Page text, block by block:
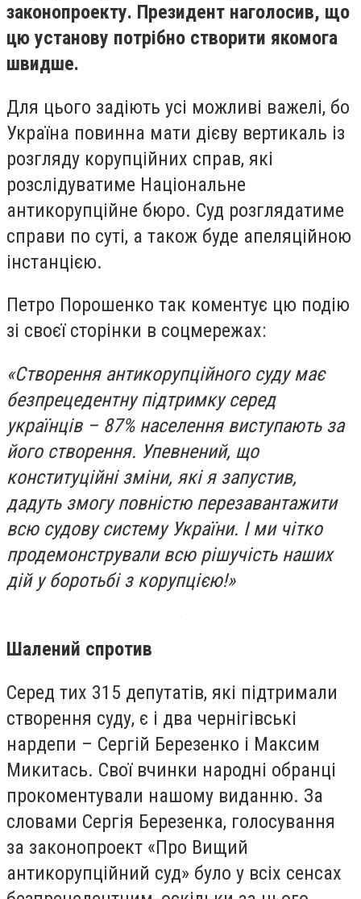
законопроекту. Президент наголосив, що
цю установу потрібно створити якомога
швидше.
Для цього задіють усі можливі важелі, бо
Україна повинна мати дієву вертикаль із
розгляду корупційних справ, які
розслідуватиме Національне
антикорупційне бюро. Суд розглядатиме
справи по суті, а також буде апеляційною
інстанцією.
Петро Порошенко так коментує цю подію
зі своєї сторінки в соцмережах:
«Створення антикорупційного суду має
безпрецедентну підтримку серед
українців – 87% населення виступають за
його створення. Упевнений, що
конституційні зміни, які я запустив,
дадуть змогу повністю перезавантажити
всю судову систему України. І ми чітко
продемонстрували всю рішучість наших
дій у боротьбі з корупцією!»
Шалений спротив
Серед тих 315 депутатів, які підтримали
створення суду, є і два чернігівські
нардепи – Сергій Березенко і Максим
Микитась. Свої вчинки народні обранці
прокоментували нашому виданню. За
словами Сергія Березенка, голосування
за законопроект «Про Вищий
антикорупційний суд» було у всіх сенсах